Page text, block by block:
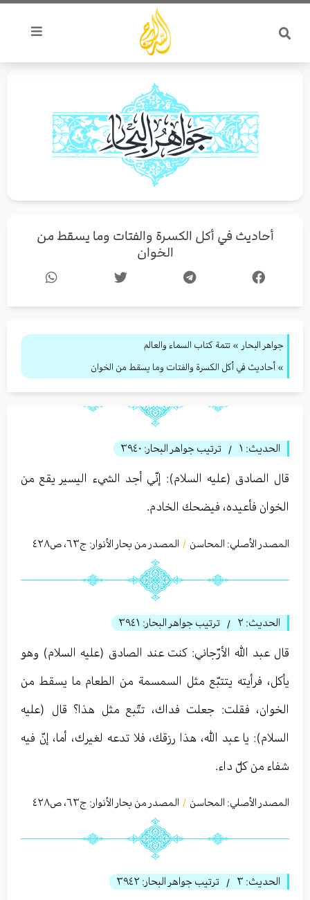
تخطي
المحتوى
أحاديث في أكل الكسرة والفتات وما يسقط من
الخوان
جواهر البحار » تتمة كتاب السماء والعالم
» أحاديث في أكل الكسرة والفتات وما يسقط من الخوان
الحديث: ١ / ترتيب جواهر البحار: ٣٩٤٠
قال الصادق (عليه السلام): إنّي أجد الشيء اليسير يقع من
الخوان فأعيده، فيضحك الخادم.
المصدر الأصلي: المحاسن / المصدر من بحار الأنوار: ج٦٣، ص٤٢٨
الحديث: ٢ / ترتيب جواهر البحار: ٣٩٤١
قال عبد الله الأرّجاني: كنت عند الصادق (عليه السلام) وهو
يأكل، فرأيته يتتبّع مثل السمسمة من الطعام ما يسقط من
الخوان، فقلت: جعلت فداك، تتّبع مثل هذا؟ قال (عليه
السلام): يا عبد الله، هذا رزقك، فلا تدعه لغيرك، أما، إنّ فيه
شفاء من كلّ داء.
المصدر الأصلي: المحاسن / المصدر من بحار الأنوار: ج٦٣، ص٤٢٨
الحديث: ٣ / ترتيب جواهر البحار: ٣٩٤٢